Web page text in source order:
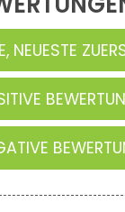
NEUESTE